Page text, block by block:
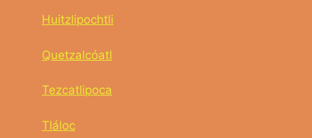
Huitzlipochtli
Quetzalcóatl
Tezcatlipoca
Tláloc